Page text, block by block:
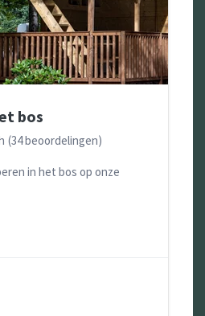
bos
(34 beoordelingen)
in het bos op onze